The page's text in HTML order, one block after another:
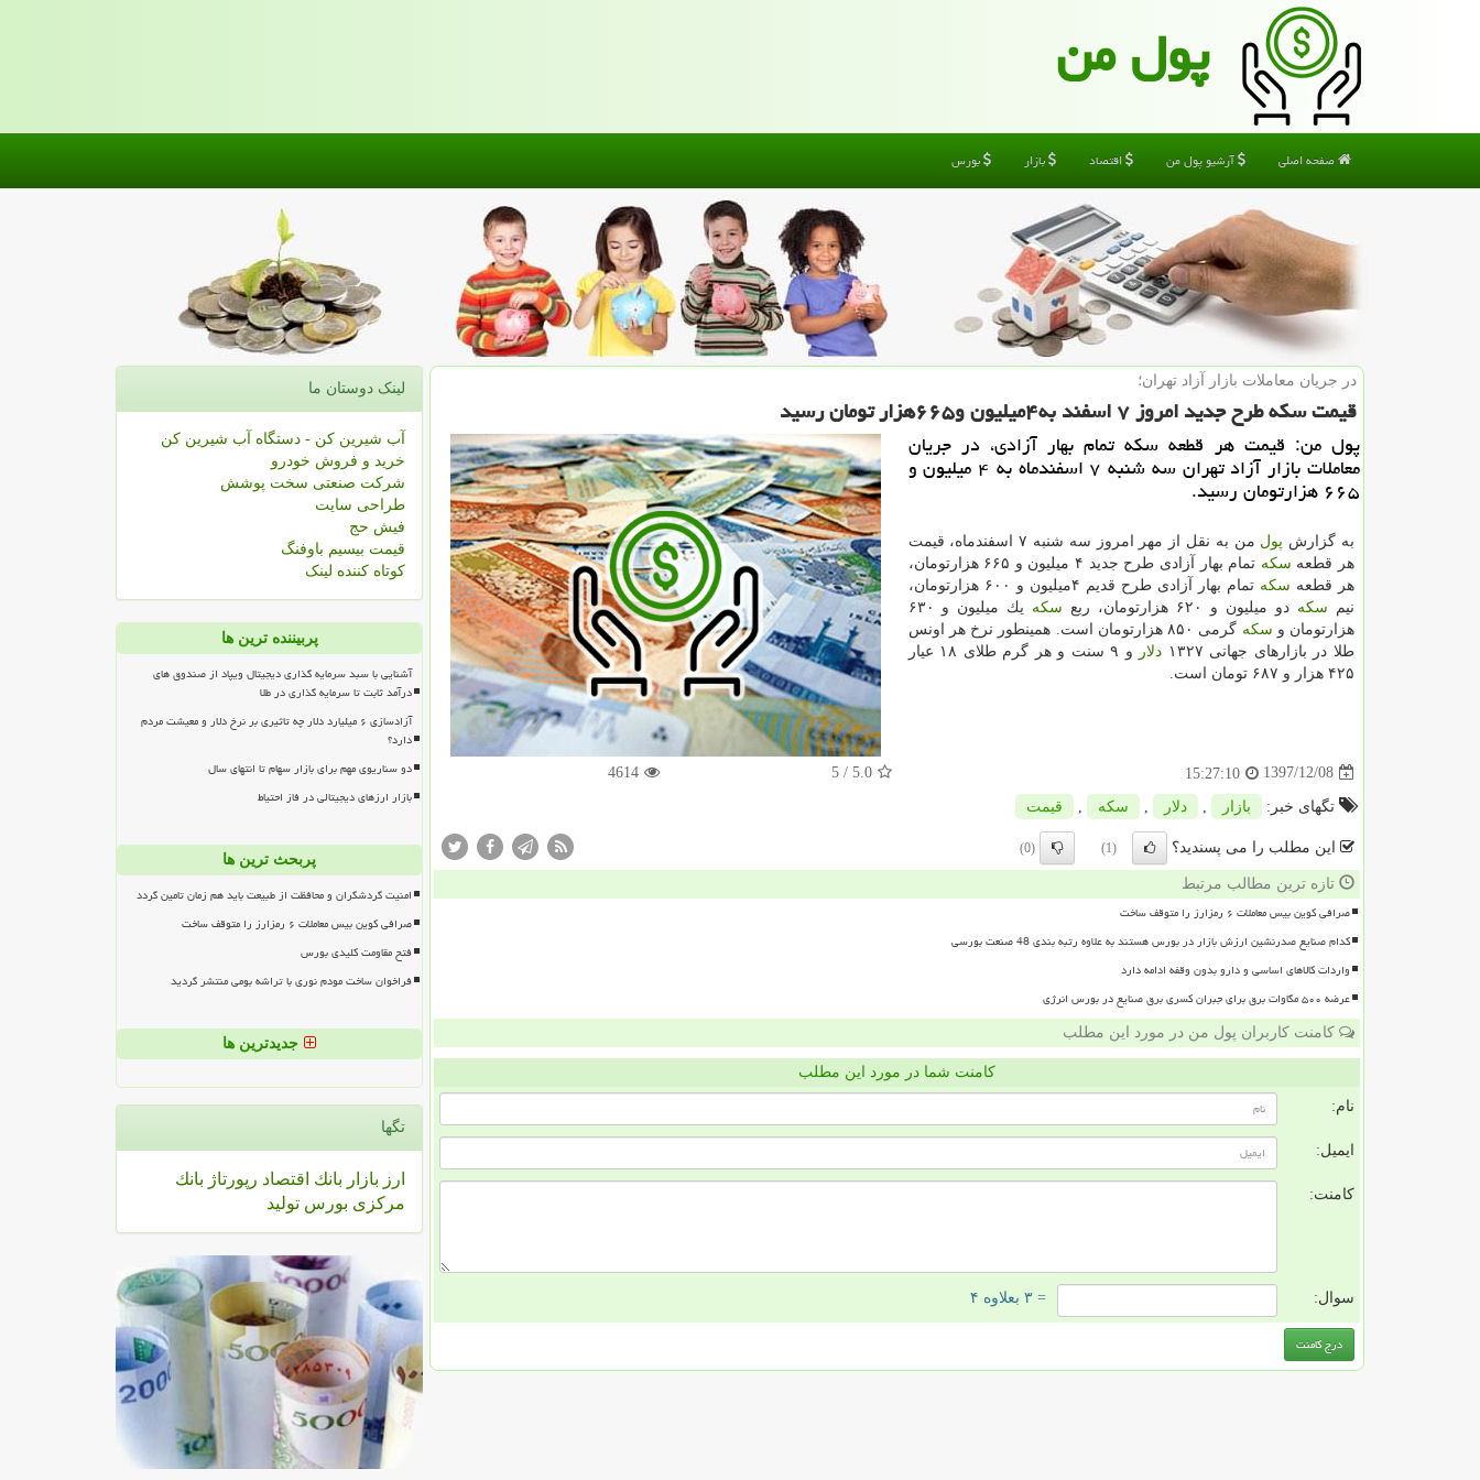
پول من
صفحه اصلی آرشیو پول من اقتصاد بازار بورس
در جریان معاملات بازار آزاد تهران؛
قیمت سكه طرح جدید امروز ۷ اسفند به۴میلیون و۶۶۵هزار تومان رسید
پول من: قیمت هر قطعه سكه تمام بهار آزادی، در جریان
معاملات بازار آزاد تهران سه شنبه ۷ اسفندماه به ۴ میلیون و
۶۶۵ هزارتومان رسید.
به گزارش پول
من به نقل از مهر امروز سه شنبه ۷ اسفندماه، قیمت
هر قطعه سكه
تمام بهار آزادی طرح جدید ۴ میلیون و ۶۶۵ هزارتومان،
هر قطعه سكه
تمام بهار آزادی طرح قدیم ۴میلیون و ۶۰۰ هزارتومان،
نیم سكه دو میلیون و ۶۲۰ هزارتومان، ربع سكه
یك میلیون و ۶۳۰
هزارتومان و سكه
گرمی ۸۵۰ هزارتومان است. همینطور نرخ هر اونس
طلا در بازارهای جهانی ۱۳۲۷
دلار
و ۹ سنت و هر گرم طلای ۱۸ عیار
۴۲۵ هزار و ۶۸۷ تومان است.
1397/12/08
15:27:10
5.0
/ 5
4614
تگهای خبر: بازار دلار سكه قیمت
این مطلب را می پسندید؟ (1)
(0)
تازه ترین مطالب مرتبط
صرافی کوین بیس معاملات ۶ رمزارز را متوقف ساخت
کدام صنایع صدرنشین ارزش بازار در بورس هستند به علاوه رتبه بندی 48 صنعت بورسی
واردات کالاهای اساسی و دارو بدون وقفه ادامه دارد
عرضه ۵۰۰ مگاوات برق برای جبران کسری برق صنایع در بورس انرژی
کامنت کاربران پول من در مورد این مطلب
کامنت شما در مورد این مطلب
نام:
ایمیل:
کامنت:
سوال: = ۳ بعلاوه ۴
لینک دوستان ما
آب شیرین کن - دستگاه آب شیرین کن
خرید و فروش خودرو
شرکت صنعتی سخت پوشش
طراحی سایت
فیش حج
قیمت بیسیم باوفنگ
کوتاه کننده لینک
پربیننده ترین ها
آشنایی با سبد سرمایه گذاری دیجیتال ویپاد از صندوق های
درآمد ثابت تا سرمایه گذاری در طلا
آزادسازی ۶ میلیارد دلار چه تاثیری بر نرخ دلار و معیشت مردم
دارد؟
دو سناریوی مهم برای بازار سهام تا انتهای سال
بازار ارزهای دیجیتالی در فاز احتیاط
پربحث ترین ها
امنیت گردشگران و محافظت از طبیعت باید هم زمان تامین گردد
صرافی کوین بیس معاملات ۶ رمزارز را متوقف ساخت
فتح مقاومت کلیدی بورس
فراخوان ساخت مودم نوری با تراشه بومی منتشر گردید
جدیدترین ها
تگها
ارز بازار بانك اقتصاد رپورتاژ بانك
مركزی بورس تولید